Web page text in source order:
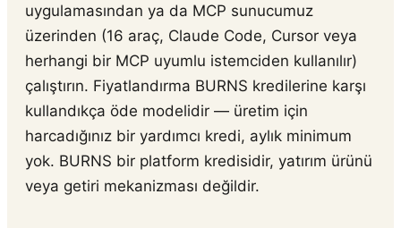
uygulamasından ya da MCP sunucumuz
üzerinden (16 araç, Claude Code, Cursor veya
herhangi bir MCP uyumlu istemciden kullanılır)
çalıştırın. Fiyatlandırma BURNS kredilerine karşı
kullandıkça öde modelidir — üretim için
harcadığınız bir yardımcı kredi, aylık minimum
yok. BURNS bir platform kredisidir, yatırım ürünü
veya getiri mekanizması değildir.